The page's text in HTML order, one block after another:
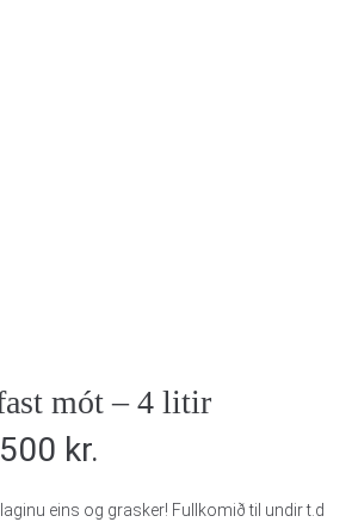
mót – 4 litir
kr.
eins og grasker! Fullkomið til undir t.d